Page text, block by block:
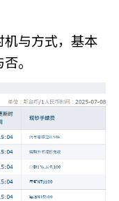
与方式，基本
。